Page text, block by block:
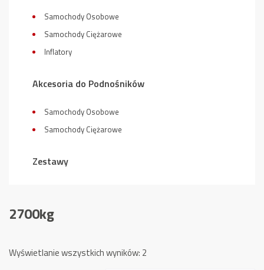
Samochody Osobowe
Samochody Ciężarowe
Inflatory
Akcesoria do Podnośników
Samochody Osobowe
Samochody Ciężarowe
Zestawy
2700kg
Wyświetlanie wszystkich wyników: 2